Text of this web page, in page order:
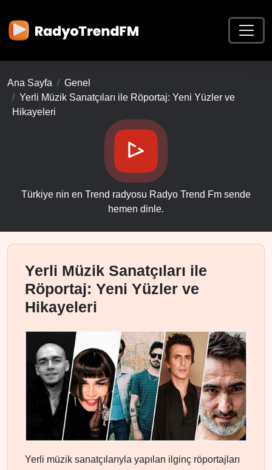
Ana Sayfa
Genel
Yerli Müzik Sanatçıları ile Röportaj: Yeni Yüzler ve
Hikayeleri
Türkiye nin en Trend radyosu Radyo Trend Fm sende
hemen dinle.
Yerli Müzik Sanatçıları ile
Röportaj: Yeni Yüzler ve
Hikayeleri
Yerli müzik sanatçılarıyla yapılan ilginç röportajları